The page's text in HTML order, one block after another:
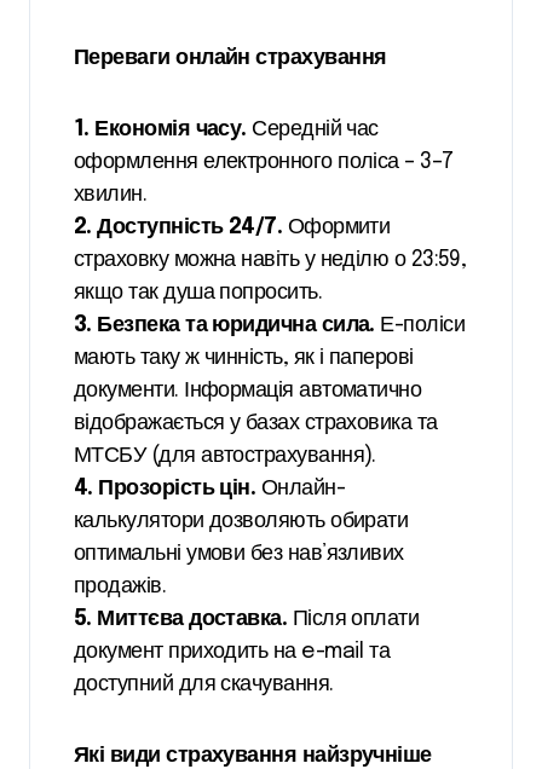
Переваги онлайн страхування
1. Економія часу. Середній час
оформлення електронного поліса – 3–7
хвилин.
2. Доступність 24/7. Оформити
страховку можна навіть у неділю о 23:59,
якщо так душа попросить.
3. Безпека та юридична сила. Е-поліси
мають таку ж чинність, як і паперові
документи. Інформація автоматично
відображається у базах страховика та
МТСБУ (для автострахування).
4. Прозорість цін. Онлайн-
калькулятори дозволяють обирати
оптимальні умови без нав’язливих
продажів.
5. Миттєва доставка. Після оплати
документ приходить на e-mail та
доступний для скачування.
Які види страхування найзручніше